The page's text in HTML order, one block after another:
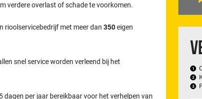
verdere overlast of schade te voorkomen.
rioolservicebedrijf met meer dan 350eigen
snel service worden verleend bij het
dagen per jaar bereikbaar voor het verhelpen van